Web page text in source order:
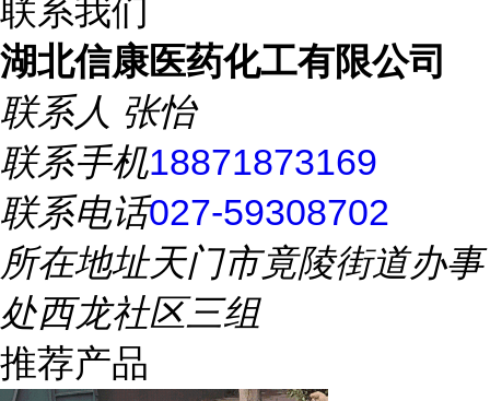
联系我们
湖北信康医药化工有限公司
联系人 张怡
联系手机18871873169
联系电话027-59308702
所在地址天门市竟陵街道办事
处西龙社区三组
推荐产品